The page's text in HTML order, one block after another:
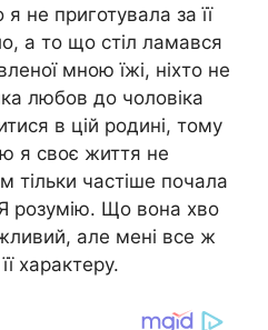
не приготувала за її
а то що стіл ламався
мною їжі, ніхто не
любов до чоловіка
в цій родині, тому
я своє життя не
тільки частіше почала
розумію. Що вона хво
але мені все ж
характеру.